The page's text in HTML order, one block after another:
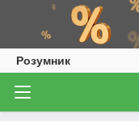
Розумник